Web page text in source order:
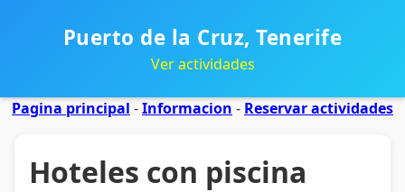
Puerto de la Cruz, Tenerife
Ver actividades
Pagina principal -Informacion - Reservar actividades
Hoteles con piscina